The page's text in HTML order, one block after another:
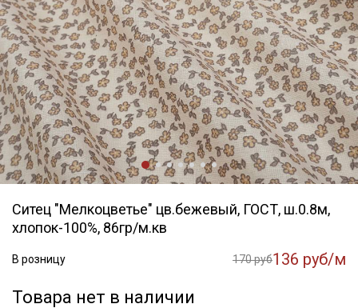
Ситец "Мелкоцветье" цв.бежевый, ГОСТ, ш.0.8м,
хлопок-100%, 86гр/м.кв
В розницу 170 руб136 руб/м
Товара нет в наличии